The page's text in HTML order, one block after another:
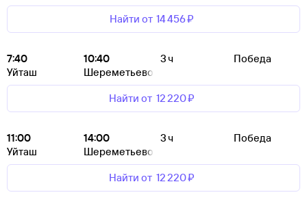
Найти от 14 ⁠456 ⁠₽
7:40
Уйташ
10:40
Шереметьево
3 ч Победа
Найти от 12 ⁠220 ⁠₽
11:00
Уйташ
14:00
Шереметьево
3 ч Победа
Найти от 12 ⁠220 ⁠₽